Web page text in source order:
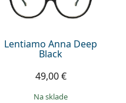
Lentiamo Anna Deep
Black
49,00 €
na sklade